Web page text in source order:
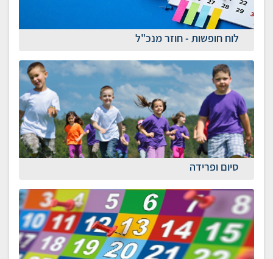
לוח חופשות - חוזר מנכ"ל
סיום ופרידה